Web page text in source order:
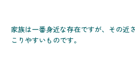
家族は一番身近な存在ですが、その近
こりやすいものです。